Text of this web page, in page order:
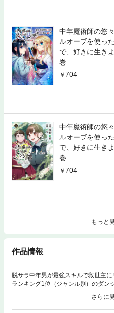
中年魔術師の悠
ルオーブを使っ
で、好きに生き
巻
704
中年魔術師の悠
ルオーブを使っ
で、好きに生き
巻
704
もっと
作品情報
脱サラ中年男が最強スキルで救世主
ランキング1位（ジャンル別）のダン
ライズ第1巻！【あらすじ】世界に突
ダンジョン内で見つかるアイテムや
会を築いていた――。会社員の伊藤春